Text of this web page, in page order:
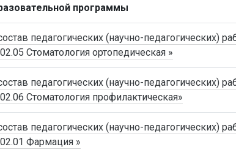
программы
педагогических (научно-педагогических)
Стоматология ортопедическая »
педагогических (научно-педагогических)
Стоматология профилактическая»
педагогических (научно-педагогических)
Фармация »